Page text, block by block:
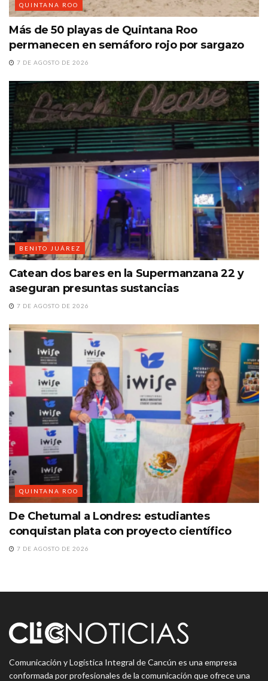
QUINTANA ROO
Más de 50 playas de Quintana Roo
permanecen en semáforo rojo por sargazo
7 DE AGOSTO DE 2026
BENITO JUÁREZ
Catean dos bares en la Supermanzana 22 y
aseguran presuntas sustancias
7 DE AGOSTO DE 2026
QUINTANA ROO
De Chetumal a Londres: estudiantes
conquistan plata con proyecto científico
7 DE AGOSTO DE 2026
Comunicación y Logística Integral de Cancún es una empresa
conformada por profesionales de la comunicación que ofrece una